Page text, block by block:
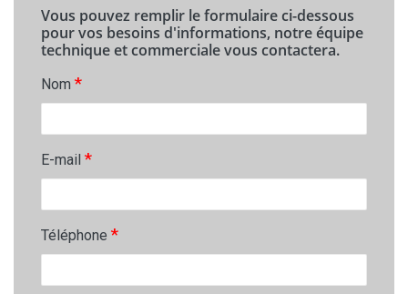
Vous pouvez remplir le formulaire ci-dessous
pour vos besoins d'informations, notre équipe
technique et commerciale vous contactera.
Nom *
E-mail *
Téléphone *